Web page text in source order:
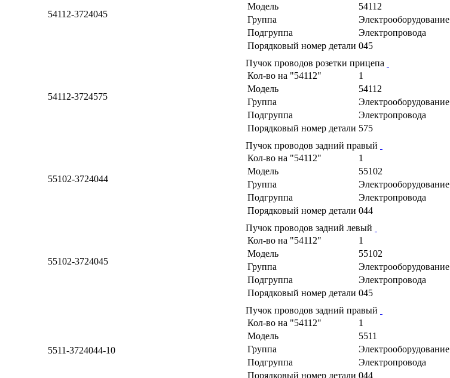
54112-3724045
Модель
54112
Группа
Электрооборудование
Подгруппа
Электропровода
Порядковый номер детали 045
54112-3724575
Пучок проводов розетки прицепа
Кол-во на "54112"
1
Модель
54112
Группа
Электрооборудование
Подгруппа
Электропровода
Порядковый номер детали 575
55102-3724044
Пучок проводов задний правый
Кол-во на "54112"
1
Модель
55102
Группа
Электрооборудование
Подгруппа
Электропровода
Порядковый номер детали 044
55102-3724045
Пучок проводов задний левый
Кол-во на "54112"
1
Модель
55102
Группа
Электрооборудование
Подгруппа
Электропровода
Порядковый номер детали 045
5511-3724044-10
Пучок проводов задний правый
Кол-во на "54112"
1
Модель
5511
Группа
Электрооборудование
Подгруппа
Электропровода
Порядковый номер детали 044